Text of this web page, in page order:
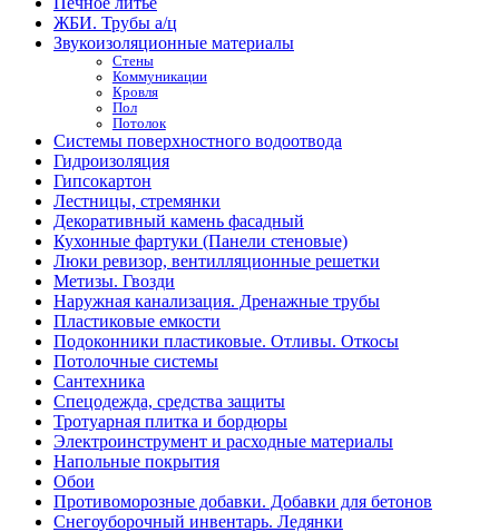
ЖБИ. Трубы а/ц
Звукоизоляционные материалы
Стены
Коммуникации
Кровля
Пол
Потолок
Системы поверхностного водоотвода
Гидроизоляция
Гипсокартон
Лестницы, стремянки
Декоративный камень фасадный
Кухонные фартуки (Панели стеновые)
Люки ревизор, вентилляционные решетки
Метизы. Гвозди
Наружная канализация. Дренажные трубы
Пластиковые емкости
Подоконники пластиковые. Отливы. Откосы
Потолочные системы
Сантехника
Спецодежда, средства защиты
Тротуарная плитка и бордюры
Электроинструмент и расходные материалы
Напольные покрытия
Обои
Противоморозные добавки. Добавки для бетонов
Снегоуборочный инвентарь. Ледянки